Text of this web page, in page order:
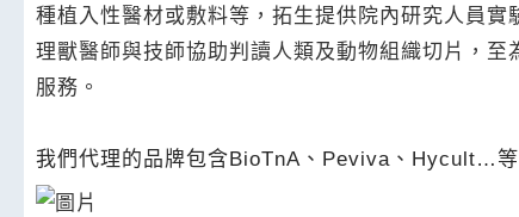
種植入性醫材或敷料等，拓生提供院內研究人員
理獸醫師與技師協助判讀人類及動物組織切片，
服務。
我們代理的品牌包含BioTnA、Peviva、Hycult…等